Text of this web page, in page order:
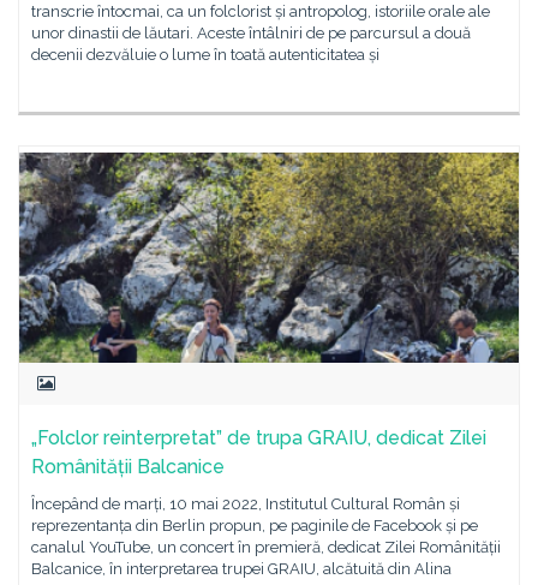
transcrie întocmai, ca un folclorist și antropolog, istoriile orale ale
unor dinastii de lăutari. Aceste întâlniri de pe parcursul a două
decenii dezvăluie o lume în toată autenticitatea și
„Folclor reinterpretat” de trupa GRAIU, dedicat Zilei
Românității Balcanice
Începând de marți, 10 mai 2022, Institutul Cultural Român și
reprezentanța din Berlin propun, pe paginile de Facebook și pe
canalul YouTube, un concert în premieră, dedicat Zilei Românității
Balcanice, în interpretarea trupei GRAIU, alcătuită din Alina